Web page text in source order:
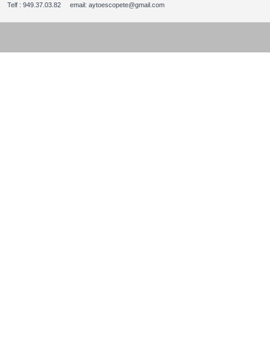
Telf : 949.37.03.82 email: aytoescopete@gmail.com